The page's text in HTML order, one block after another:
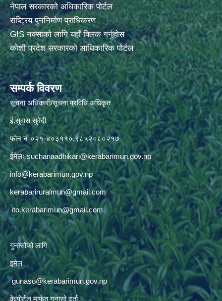
नेपाल सरकारको अधिकारिक पोर्टल
राष्ट्रिय पुननिर्माण प्राधिकरण
GIS नक्साको लागि यहाँ क्लिक गर्नुहोस
कोशी प्रदेश सरकारको आधिकारिक पोर्टल
सम्पर्क विवरण
सूचना अधिकारी/सूचना प्रविधि अधिकृत
ई.सुवास सुवेदी
फोन नंः०२१-४०३११०,९८५२०८०२१७
ईमेलःsuchanaadhikari@kerabarimun.gov.np
info@kerabarimun.gov.np
kerabariruralmun@gmail.com
ito.kerabarimun@gmail.com
गुनासोको लागि
इमेल
gunaso@kerabarimun.gov.np
वेवपोर्टल मार्फत गुनासो दर्ता